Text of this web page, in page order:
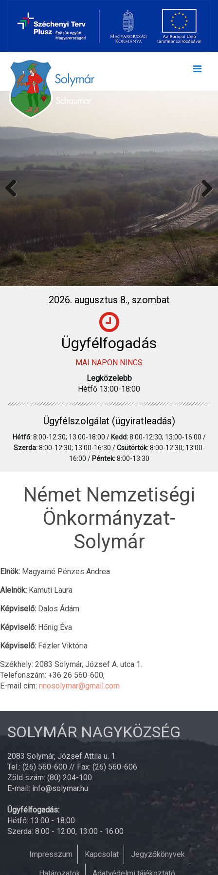
2026. augusztus 8., szombat
Ügyfélfogadás
MAI NAPON NINCS
Legközelebb
Hétfő 13:00-18:00
Ügyfélszolgálat (ügyiratleadás)
Hétfő:8:00-12:30; 13:00-18:00 / Kedd:8:00-12:30; 13:00-16:00 /
Szerda:8:00-12:30; 13:00-16:30 /Csütörtök:8:00-12:30; 13:00-
16:00 / Péntek:8:00-13:30
Német Nemzetiségi
Önkormányzat-
Solymár
Elnök: Magyarné Pénzes Andrea
Alelnök: Kamuti Laura
Képviselő: Dalos Ádám
Képviselő: Hőnig Éva
Képviselő: Fézler Viktória
Székhely: 2083 Solymár, József A. utca 1.
Telefonszám: +36 26 560-600,
E-mail cím: nnosolymar@gmail.com
SOLYMÁR NAGYKÖZSÉG
2083 Solymár, József Attila u. 1.
Tel.: (26) 560-600 // Fax: (26) 560-606
Zöld szám: (80) 204-100
E-mail: info@solymar.hu
Ügyfélfogadás:
Hétfő: 13:00 - 18:00
Szerda: 8:00 - 12:00, 13:00 - 16:00
Impresszum Kapcsolat Jegyzőkönyvek